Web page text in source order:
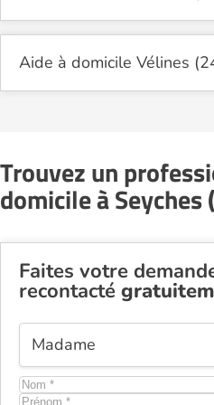
Aide à domicile Vélines
Trouvez un
domicile à
Faites votre
recontacté